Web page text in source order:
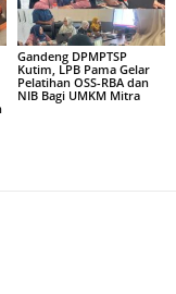
Gandeng DPMPTSP
Kutim, LPB Pama Gelar
Pelatihan OSS-RBA dan
NIB Bagi UMKM Mitra